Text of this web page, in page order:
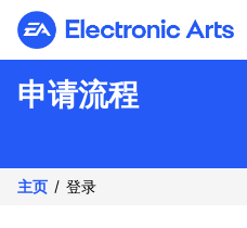
Electronic Arts
申请流程
主页 登录